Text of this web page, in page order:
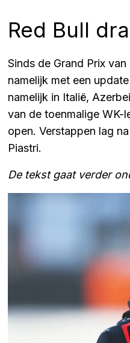
Red Bull
Sinds de Grand Prix
namelijk met een
namelijk in Italië,
van de toenmalige WK-
open. Verstappen lag
Piastri.
De tekst gaat verder